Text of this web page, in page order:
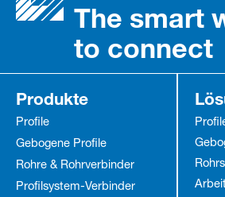
The smart
to connect
Produkte
Profile
Gebogene Profile
Rohre & Rohrverbinder
Profilsystem-Verbinder